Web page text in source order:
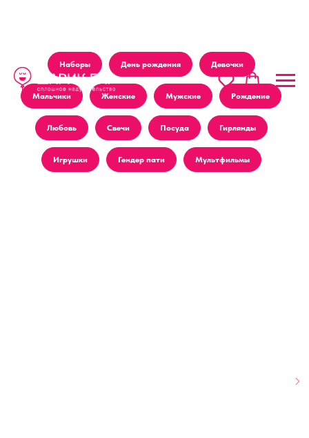
Наборы День рождения Девочки
Мальчики Женские Мужские Рождение
Любовь Свечи Посуда Гирлянды
Игрушки Гендер пати Мультфильмы